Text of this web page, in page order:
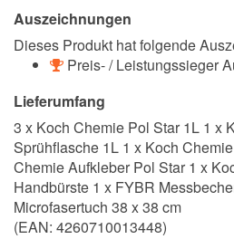
Auszeichnungen
Dieses Produkt hat folgende
Preis- / Leistungssieger
Lieferumfang
3 x Koch Chemie Pol Star 1L 1 x
Sprühflasche 1L 1 x Koch
Chemie Aufkleber Pol Star 1 x
Handbürste 1 x FYBR
Microfasertuch 38 x 38 cm
(EAN: 4260710013448)